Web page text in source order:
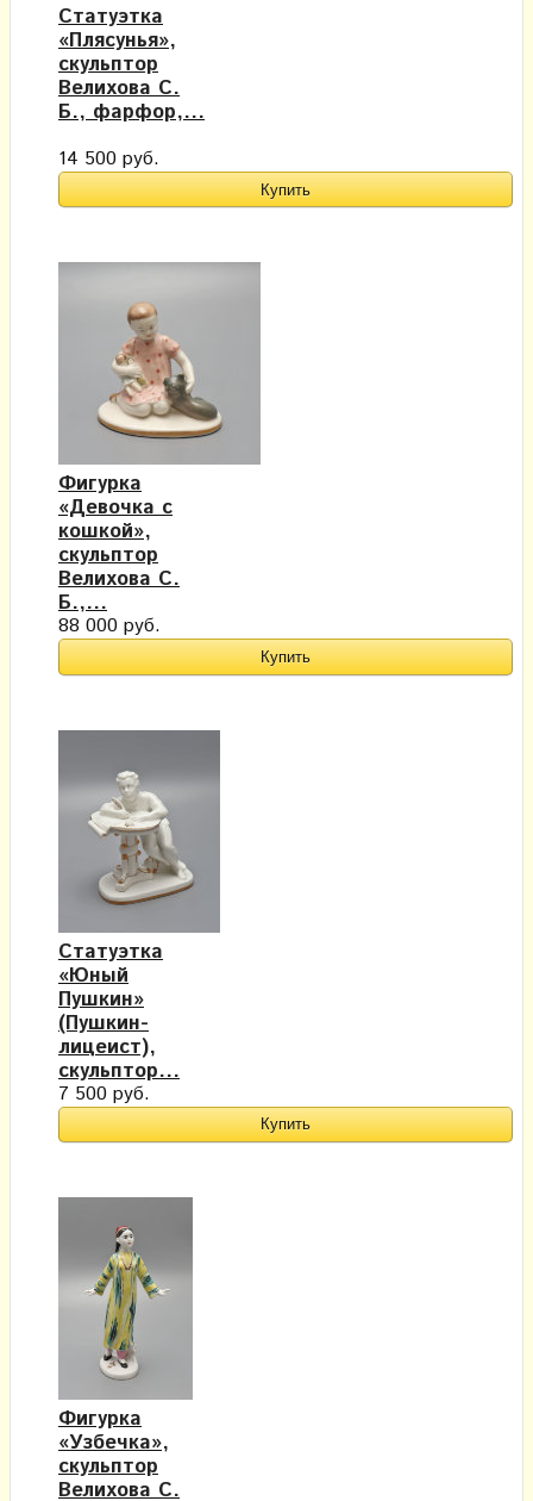
Статуэтка
«Плясунья»,
скульптор
Велихова С.
Б., фарфор,...
14 500 руб.
Фигурка
«Девочка с
кошкой»,
скульптор
Велихова С.
Б.,...
88 000 руб.
Статуэтка
«Юный
Пушкин»
(Пушкин-
лицеист),
скульптор...
7 500 руб.
Фигурка
«Узбечка»,
скульптор
Велихова С.